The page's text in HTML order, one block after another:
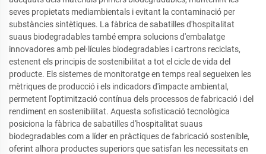
seves propietats mediambientals i evitant la contaminació per
substàncies sintètiques. La fàbrica de sabatilles d'hospitalitat
suaus biodegradables també empra solucions d'embalatge
innovadores amb pel·lícules biodegradables i cartrons reciclats,
estenent els principis de sostenibilitat a tot el cicle de vida del
producte. Els sistemes de monitoratge en temps real segueixen les
mètriques de producció i els indicadors d'impacte ambiental,
permetent l'optimització contínua dels processos de fabricació i del
rendiment en sostenibilitat. Aquesta sofisticació tecnològica
posiciona la fàbrica de sabatilles d'hospitalitat suaus
biodegradables com a líder en pràctiques de fabricació sostenible,
oferint alhora productes superiors que satisfan les necessitats en